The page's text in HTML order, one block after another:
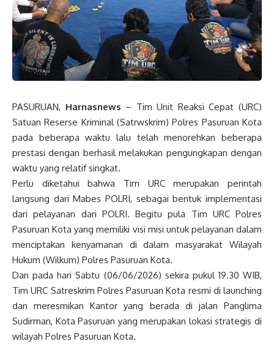
PASURUAN, Harnasnews – Tim Unit Reaksi Cepat (URC)
Satuan Reserse Kriminal (Satrwskrim) Polres Pasuruan Kota
pada beberapa waktu lalu telah menorehkan beberapa
prestasi dengan berhasil melakukan pengungkapan dengan
waktu yang relatif singkat.
Perlu diketahui bahwa Tim URC merupakan perintah
langsung dari Mabes POLRI, sebagai bentuk implementasi
dari pelayanan dari POLRI. Begitu pula Tim URC Polres
Pasuruan Kota yang memiliki visi misi untuk pelayanan dalam
menciptakan kenyamanan di dalam masyarakat Wilayah
Hukum (Wilkum) Polres Pasuruan Kota.
Dan pada hari Sabtu (06/06/2026) sekira pukul 19.30 WIB,
Tim URC Satreskrim Polres Pasuruan Kota resmi di launching
dan meresmikan Kantor yang berada di jalan Panglima
Sudirman, Kota Pasuruan yang merupakan lokasi strategis di
wilayah Polres Pasuruan Kota.